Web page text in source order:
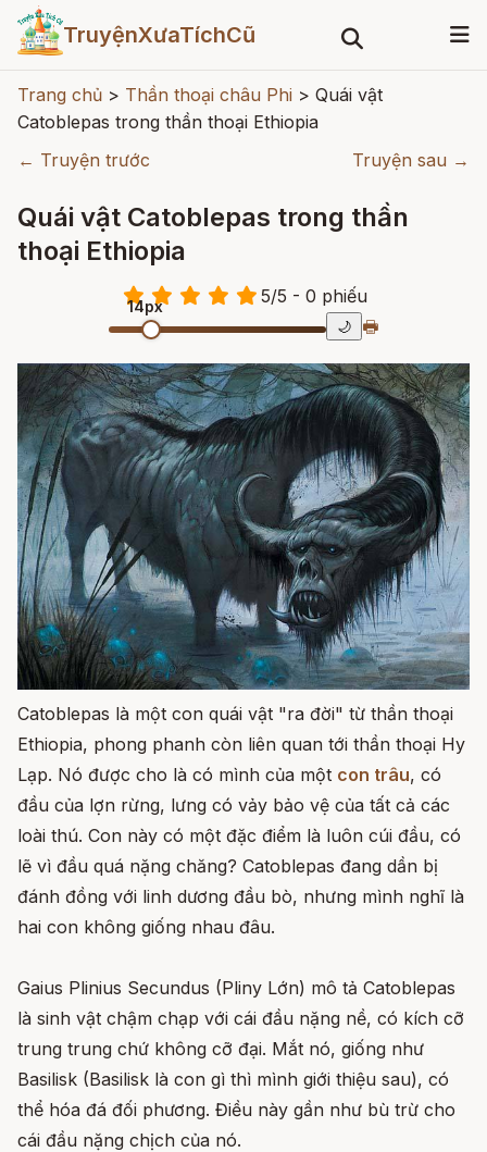
TruyệnXưaTíchCũ
Trang chủ > Thần thoại châu Phi > Quái vật
Catoblepas trong thần thoại Ethiopia
← Truyện trước
Truyện sau →
Quái vật Catoblepas trong thần
thoại Ethiopia
5/5 - 0 phiếu
14px
🌙 🖶
Catoblepas là một con quái vật "ra đời" từ thần thoại
Ethiopia, phong phanh còn liên quan tới thần thoại Hy
Lạp. Nó được cho là có mình của một con trâu, có
đầu của lợn rừng, lưng có vảy bảo vệ của tất cả các
loài thú. Con này có một đặc điểm là luôn cúi đầu, có
lẽ vì đầu quá nặng chăng? Catoblepas đang dần bị
đánh đồng với linh dương đầu bò, nhưng mình nghĩ là
hai con không giống nhau đâu.
Gaius Plinius Secundus (Pliny Lớn) mô tả Catoblepas
là sinh vật chậm chạp với cái đầu nặng nề, có kích cỡ
trung trung chứ không cỡ đại. Mắt nó, giống như
Basilisk (Basilisk là con gì thì mình giới thiệu sau), có
thể hóa đá đối phương. Điều này gần như bù trừ cho
cái đầu nặng chịch của nó.